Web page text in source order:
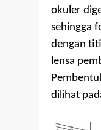
okuler
sehingga
dengan
lensa
dilihat